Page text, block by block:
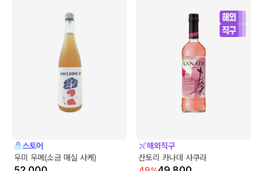
스토어
우미 우메(소금 매실 사케)
해외직구
산토리 카나데 사쿠라